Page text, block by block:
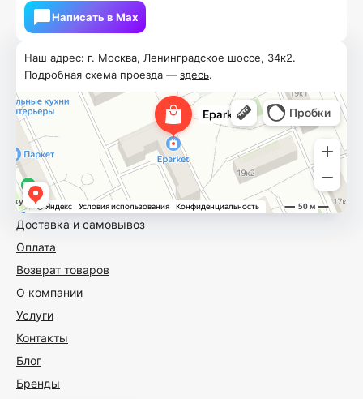
Доставка и самовывоз
Оплата
Возврат товаров
О компании
Услуги
Контакты
Блог
Бренды
Наш адрес: г. Москва, Ленинградское шоссе, 34к2.
Подробная схема проезда — здесь.
Написать в Мах